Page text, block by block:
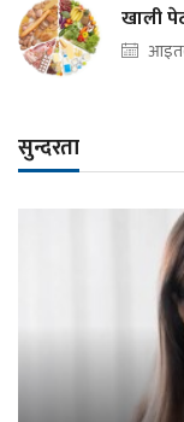
खाली
सुन्दरता